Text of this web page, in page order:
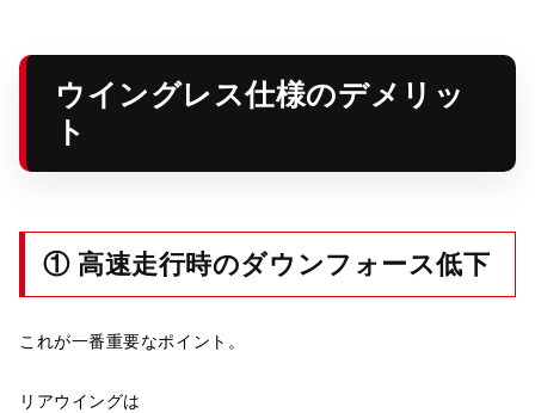
ウイングレス仕様のデメリッ
ト
① 高速走行時のダウンフォース低下
これが一番重要なポイント。
リアウイングは